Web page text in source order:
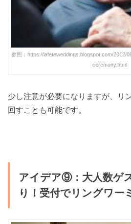
参照：https://lafeteweddings.blogspot.com/2012/
ceremony.html
少し注意が必要になりますが、リ
回すことも可能です。
アイデア⑨：大人数ゲ
り！受付でリングワー